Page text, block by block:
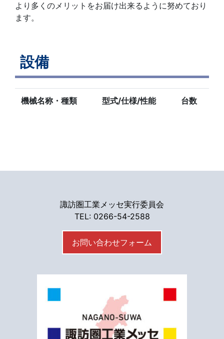
より多くのメリットをお届け出来るように努めており
ます。
設備
機械名称・種類 型式/仕様/性能 台数
諏訪圏工業メッセ実行委員会
TEL: 0266-54-2588
お問い合わせフォーム